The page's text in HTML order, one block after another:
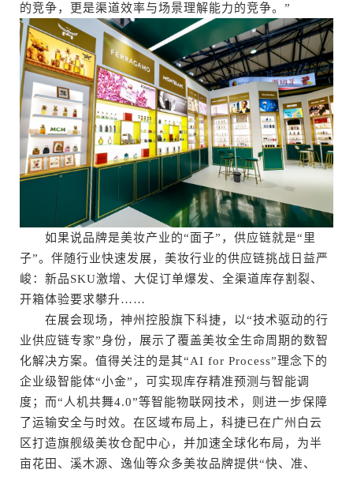
的竞争，更是渠道效率与场景理解能力的竞争。”
如果说品牌是美妆产业的“面子”，供应链就是“里
子”。伴随行业快速发展，美妆行业的供应链挑战日益严
峻：新品SKU激增、大促订单爆发、全渠道库存割裂、
开箱体验要求攀升……
在展会现场，神州控股旗下科捷，以“技术驱动的行
业供应链专家”身份，展示了覆盖美妆全生命周期的数智
化解决方案。值得关注的是其“AI for Process”理念下的
企业级智能体“小金”，可实现库存精准预测与智能调
度；而“人机共舞4.0”等智能物联网技术，则进一步保障
了运输安全与时效。在区域布局上，科捷已在广州白云
区打造旗舰级美妆仓配中心，并加速全球化布局，为半
亩花田、溪木源、逸仙等众多美妆品牌提供“快、准、